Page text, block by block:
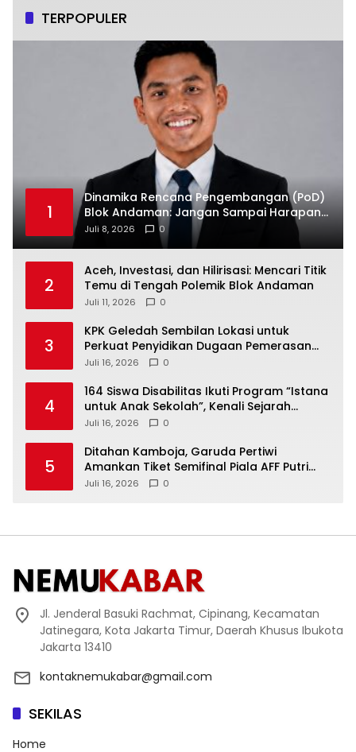
TERPOPULER
1
Dinamika Rencana Pengembangan (PoD)
Blok Andaman: Jangan Sampai Harapan
Investasi Aceh Tersandera
Juli 8, 2026 0
2
Aceh, Investasi, dan Hilirisasi: Mencari Titik
Temu di Tengah Polemik Blok Andaman
Juli 11, 2026 0
3
KPK Geledah Sembilan Lokasi untuk
Perkuat Penyidikan Dugaan Pemerasan
Bupati Sukoharjo Nonaktif
Juli 16, 2026 0
4
164 Siswa Disabilitas Ikuti Program “Istana
untuk Anak Sekolah”, Kenali Sejarah
Bangsa dan Pemerintahan
Juli 16, 2026 0
5
Ditahan Kamboja, Garuda Pertiwi
Amankan Tiket Semifinal Piala AFF Putri
2026
Juli 16, 2026 0
Jl. Jenderal Basuki Rachmat, Cipinang, Kecamatan
Jatinegara, Kota Jakarta Timur, Daerah Khusus Ibukota
Jakarta 13410
kontaknemukabar@gmail.com
SEKILAS
Home